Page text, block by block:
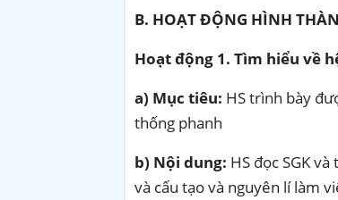
B. HOẠT ĐỘNG HÌNH
Hoạt động 1. Tìm hiểu về
a) Mục tiêu: HS trình bày
thống phanh
b) Nội dung: HS đọc SGK
và cấu tạo và nguyên lí làm